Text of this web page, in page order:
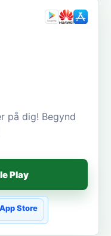
på dig! Begynd
Play
App Store